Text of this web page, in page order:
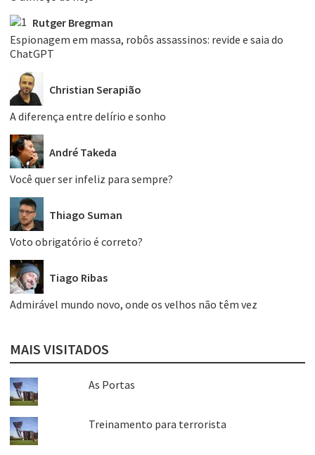
Rutger Bregman
Espionagem em massa, robôs assassinos: revide e saia do
ChatGPT
Christian Serapião
A diferença entre delírio e sonho
André Takeda
Você quer ser infeliz para sempre?
Thiago Suman
Voto obrigatório é correto?
Tiago Ribas
Admirável mundo novo, onde os velhos não têm vez
MAIS VISITADOS
As Portas
Treinamento para terrorista